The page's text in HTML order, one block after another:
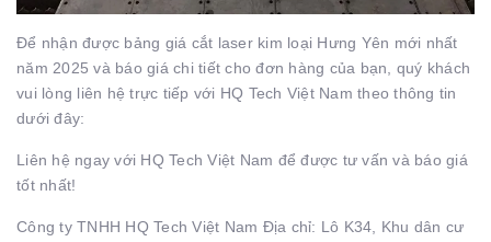
Để nhận được bảng giá cắt laser kim loại Hưng Yên mới nhất
năm 2025 và báo giá chi tiết cho đơn hàng của bạn, quý khách
vui lòng liên hệ trực tiếp với HQ Tech Việt Nam theo thông tin
dưới đây:
Liên hệ ngay với HQ Tech Việt Nam để được tư vấn và báo giá
tốt nhất!
Công ty TNHH HQ Tech Việt Nam Địa chỉ: Lô K34, Khu dân cư